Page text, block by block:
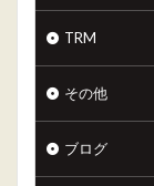
TRM
その他
ブログ